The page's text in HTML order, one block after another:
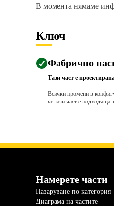
В момента нямаме
Ключ
Фабрично
Тази част е
Всички промени в
че тази част е подходяща
Намерете части
Пазаруване по категория
Диаграма на частите